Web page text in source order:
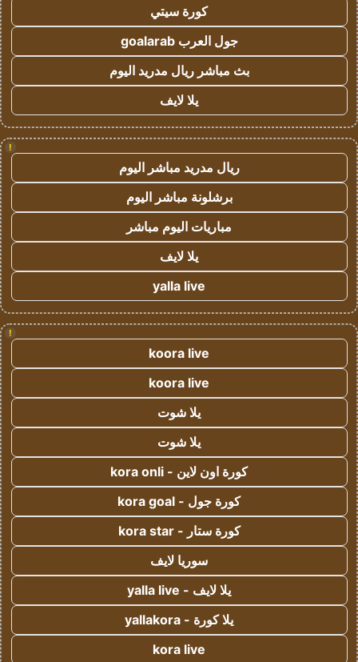
كورة سيتي
جول العرب goalarab
بث مباشر ريال مدريد اليوم
يلا لايف
!
ريال مدريد مباشر اليوم
برشلونة مباشر اليوم
مباريات اليوم مباشر
يلا لايف
yalla live
!
koora live
koora live
يلا شوت
يلا شوت
كورة اون لاين - kora onli
كورة جول - kora goal
كورة ستار - kora star
سوريا لايف
يلا لايف - yalla live
يلا كورة - yallakora
kora live